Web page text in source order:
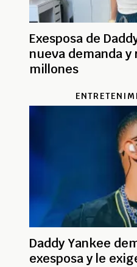
Exesposa de
nueva demanda y
millones
Daddy Yankee
exesposa y le